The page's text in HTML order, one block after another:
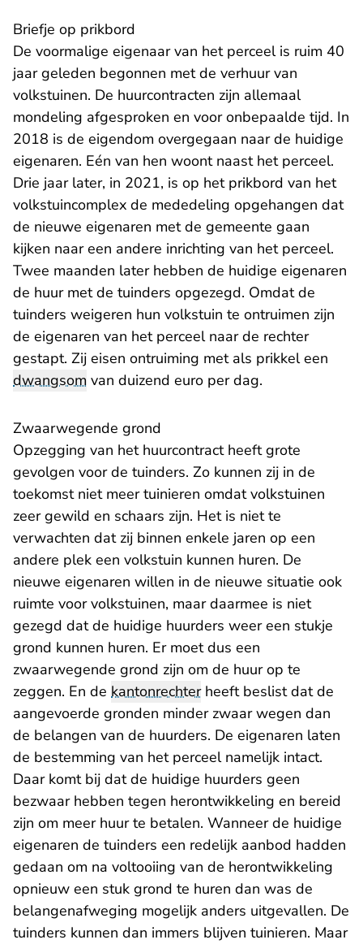
Briefje op prikbord
De voormalige eigenaar van het perceel is ruim 40
jaar geleden begonnen met de verhuur van
volkstuinen. De huurcontracten zijn allemaal
mondeling afgesproken en voor onbepaalde tijd. In
2018 is de eigendom overgegaan naar de huidige
eigenaren. Eén van hen woont naast het perceel.
Drie jaar later, in 2021, is op het prikbord van het
volkstuincomplex de mededeling opgehangen dat
de nieuwe eigenaren met de gemeente gaan
kijken naar een andere inrichting van het perceel.
Twee maanden later hebben de huidige eigenaren
de huur met de tuinders opgezegd. Omdat de
tuinders weigeren hun volkstuin te ontruimen zijn
de eigenaren van het perceel naar de rechter
gestapt. Zij eisen ontruiming met als prikkel een
dwangsom van duizend euro per dag.
Zwaarwegende grond
Opzegging van het huurcontract heeft grote
gevolgen voor de tuinders. Zo kunnen zij in de
toekomst niet meer tuinieren omdat volkstuinen
zeer gewild en schaars zijn. Het is niet te
verwachten dat zij binnen enkele jaren op een
andere plek een volkstuin kunnen huren. De
nieuwe eigenaren willen in de nieuwe situatie ook
ruimte voor volkstuinen, maar daarmee is niet
gezegd dat de huidige huurders weer een stukje
grond kunnen huren. Er moet dus een
zwaarwegende grond zijn om de huur op te
zeggen. En de kantonrechterheeft beslist dat de
aangevoerde gronden minder zwaar wegen dan
de belangen van de huurders. De eigenaren laten
de bestemming van het perceel namelijk intact.
Daar komt bij dat de huidige huurders geen
bezwaar hebben tegen herontwikkeling en bereid
zijn om meer huur te betalen. Wanneer de huidige
eigenaren de tuinders een redelijk aanbod hadden
gedaan om na voltooiing van de herontwikkeling
opnieuw een stuk grond te huren dan was de
belangenafweging mogelijk anders uitgevallen. De
tuinders kunnen dan immers blijven tuinieren. Maar